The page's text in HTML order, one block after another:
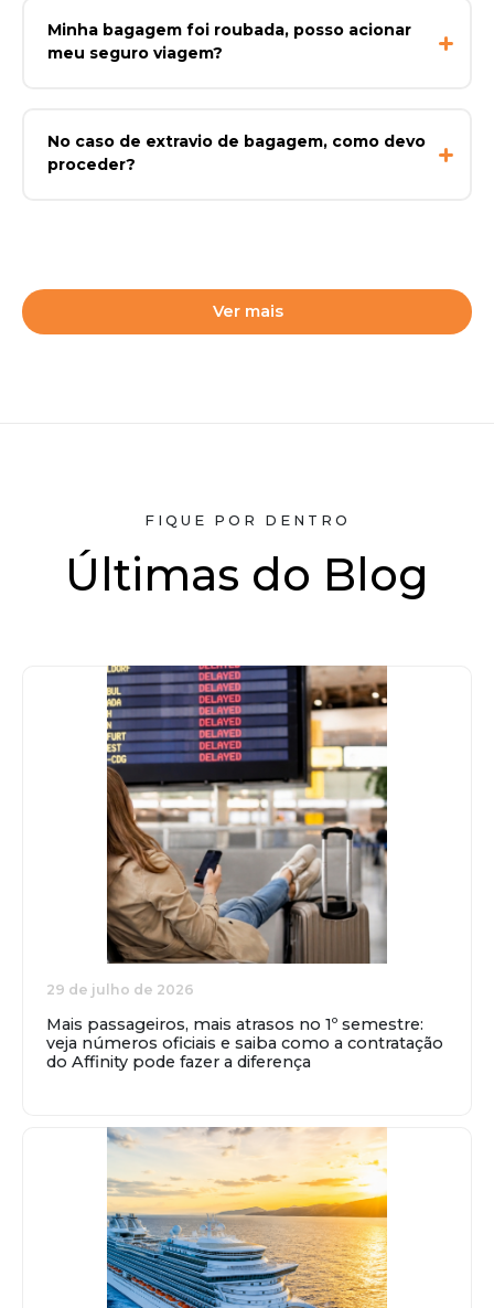
Minha bagagem foi roubada, posso acionar
meu seguro viagem?
No caso de extravio de bagagem, como devo
proceder?
Ver mais
FIQUE POR DENTRO
Últimas do Blog
29 de julho de 2026
Mais passageiros, mais atrasos no 1º semestre:
veja números oficiais e saiba como a contratação
do Affinity pode fazer a diferença